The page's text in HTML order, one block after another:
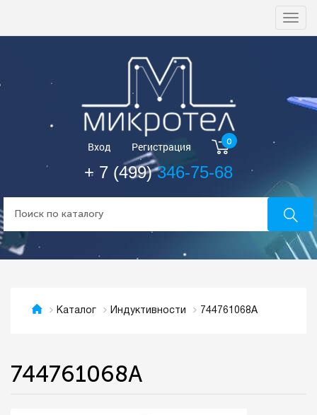
Вход Регистрация 0
+ 7 (499)346-75-68
Каталог Индуктивности 744761068A
744761068A